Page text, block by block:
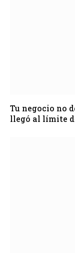
Tu negocio no
llegó al límite